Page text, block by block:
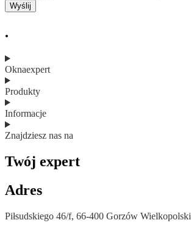
Wyślij
.
Oknaexpert
Produkty
Informacje
Znajdziesz nas na
Twój expert
Adres
Piłsudskiego 46/f, 66-400 Gorzów Wielkopolski